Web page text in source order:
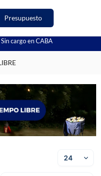
Presupuesto
cargo en CABA